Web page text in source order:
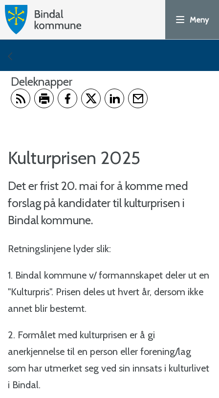
o
d
o
t
a
l
-
B
i
n
d
Meny
er
her:
Deleknapper
Kulturprisen 2025
Det er frist 20. mai for å komme med
forslag på kandidater til kulturprisen i
Bindal kommune.
Retningslinjene lyder slik:
1. Bindal kommune v/ formannskapet deler ut en
"Kulturpris". Prisen deles ut hvert år, dersom ikke
annet blir bestemt.
2. Formålet med kulturprisen er å gi
anerkjennelse til en person eller forening/lag
som har utmerket seg ved sin innsats i kulturlivet
i Bindal.